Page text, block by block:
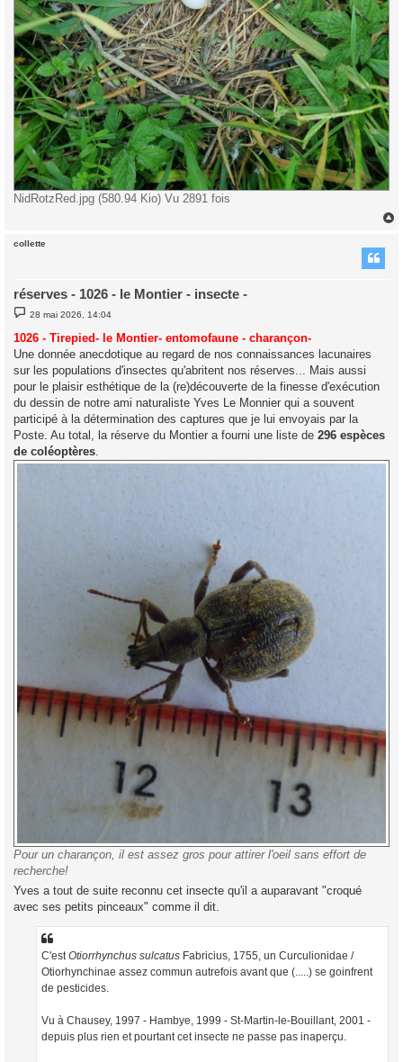
NidRotzRed.jpg (580.94 Kio) Vu 2891 fois
collette
réserves - 1026 - le Montier - insecte -
M
e
s
s
a
e
28 mai 2026, 14:04
1026 - Tirepied- le Montier- entomofaune - charançon-
Une donnée anecdotique au regard de nos connaissances lacunaires
sur les populations d'insectes qu'abritent nos réserves... Mais aussi
pour le plaisir esthétique de la (re)découverte de la finesse d'exécution
du dessin de notre ami naturaliste Yves Le Monnier qui a souvent
participé à la détermination des captures que je lui envoyais par la
Poste. Au total, la réserve du Montier a fourni une liste de 296 espèces
de coléoptères.
Pour un charançon, il est assez gros pour attirer l'oeil sans effort de
recherche!
Yves a tout de suite reconnu cet insecte qu'il a auparavant "croqué
avec ses petits pinceaux" comme il dit.
C'estOtiorrhynchus sulcatus Fabricius, 1755, un Curculionidae /
Otiorhynchinae assez commun autrefois avant que (.....) se goinfrent
de pesticides.
Vu à Chausey, 1997 - Hambye, 1999 - St-Martin-le-Bouillant, 2001 -
depuis plus rien et pourtant cet insecte ne passe pas inaperçu.